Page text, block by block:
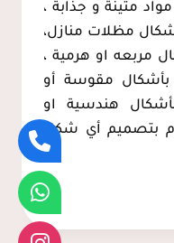
متينة و جذابة ،
مظلات منازل،
مربعه او هرمية ،
بأشكال مقوسة أو
هندسية او
بتصميم أي شكل